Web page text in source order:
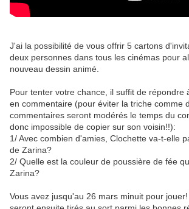
J'ai la possibilité de vous offrir 5 cartons
deux personnes dans tous les cinémas pour
nouveau dessin animé.
Pour tenter votre chance, il suffit de répondre
en commentaire (pour éviter la triche comme
commentaires seront modérés le temps du
donc impossible de copier sur son voisin!!):
1/ Avec combien d'amies, Clochette va-t-elle
de Zarina?
2/ Quelle est la couleur de poussière de fée
Zarina?
Vous avez jusqu'au 26 mars minuit pour